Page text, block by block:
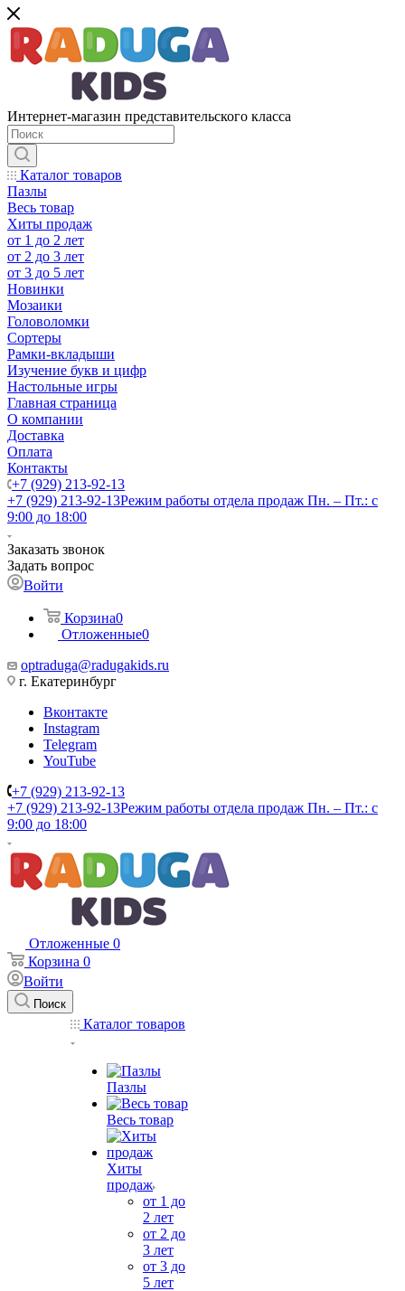
Интернет-магазин представительского класса
Каталог товаров
Пазлы
Весь товар
Хиты продаж
от 1 до 2 лет
от 2 до 3 лет
от 3 до 5 лет
Новинки
Мозаики
Головоломки
Сортеры
Рамки-вкладыши
Изучение букв и цифр
Настольные игры
Главная страница
О компании
Доставка
Оплата
Контакты
+7 (929) 213-92-13
+7 (929) 213-92-13Режим работы отдела продаж Пн. – Пт.: с
9:00 до 18:00
Заказать звонок
Задать вопрос
Войти
Корзина0
Отложенные0
optraduga@radugakids.ru
г. Екатеринбург
Вконтакте
Instagram
Telegram
YouTube
+7 (929) 213-92-13
+7 (929) 213-92-13Режим работы отдела продаж Пн. – Пт.: с
9:00 до 18:00
Отложенные 0
Корзина 0
Войти
Поиск
Каталог товаров
Пазлы
Весь товар
Хиты
продаж
от 1 до
2 лет
от 2 до
3 лет
от 3 до
5 лет